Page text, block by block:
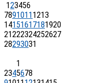
123456
7891011 1213
14151617181920
21222324252627
28293031
1
2345678